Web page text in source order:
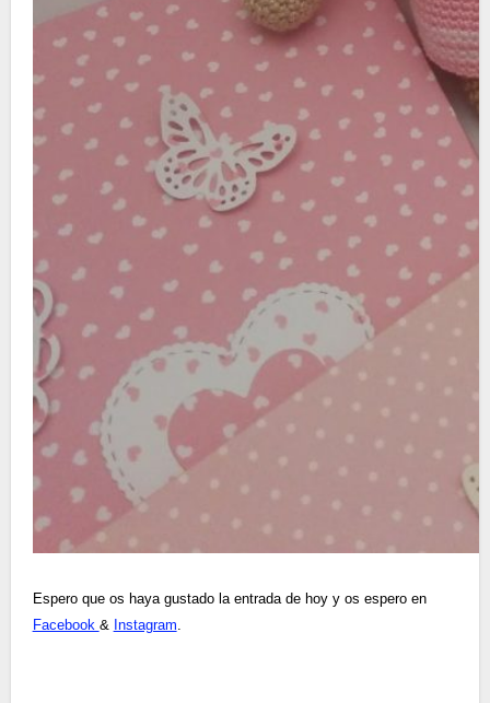
Espero que os haya gustado la entrada de hoy y os espero en
Facebook & Instagram.